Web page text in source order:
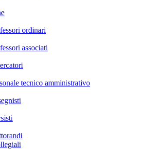
ordinari
associati
tecnico amministrativo